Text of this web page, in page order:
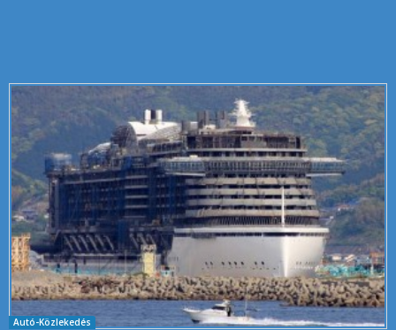
Autó-Közlekedés